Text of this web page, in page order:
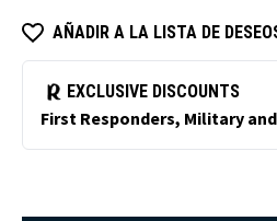
AÑADIR A LA LISTA DE